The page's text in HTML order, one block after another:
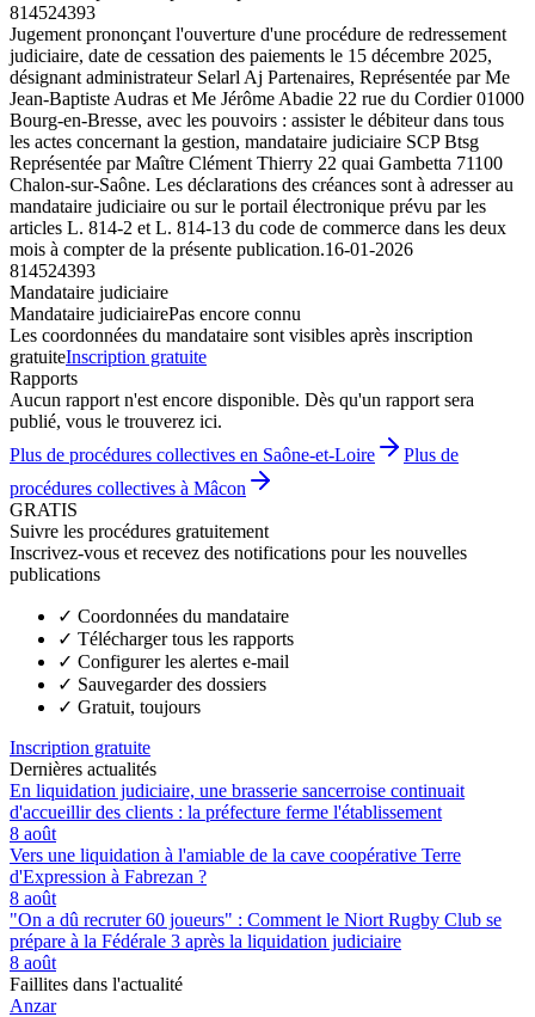
814524393
Jugement prononçant l'ouverture d'une procédure de redressement
judiciaire, date de cessation des paiements le 15 décembre 2025,
désignant administrateur Selarl Aj Partenaires, Représentée par Me
Jean-Baptiste Audras et Me Jérôme Abadie 22 rue du Cordier 01000
Bourg-en-Bresse, avec les pouvoirs : assister le débiteur dans tous
les actes concernant la gestion, mandataire judiciaire SCP Btsg
Représentée par Maître Clément Thierry 22 quai Gambetta 71100
Chalon-sur-Saône. Les déclarations des créances sont à adresser au
mandataire judiciaire ou sur le portail électronique prévu par les
articles L. 814-2 et L. 814-13 du code de commerce dans les deux
mois à compter de la présente publication.16-01-2026
814524393
Mandataire judiciaire
Mandataire judiciairePas encore connu
Les coordonnées du mandataire sont visibles après inscription
gratuiteInscription gratuite
Rapports
Aucun rapport n'est encore disponible. Dès qu'un rapport sera
publié, vous le trouverez ici.
Plus de procédures collectives en Saône-et-Loire
Plus de
procédures collectives à Mâcon
GRATIS
Suivre les procédures gratuitement
Inscrivez-vous et recevez des notifications pour les nouvelles
publications
✓ Coordonnées du mandataire
✓ Télécharger tous les rapports
✓ Configurer les alertes e-mail
✓ Sauvegarder des dossiers
✓ Gratuit, toujours
Inscription gratuite
Dernières actualités
En liquidation judiciaire, une brasserie sancerroise continuait
d'accueillir des clients : la préfecture ferme l'établissement
8 août
Vers une liquidation à l'amiable de la cave coopérative Terre
d'Expression à Fabrezan ?
8 août
"On a dû recruter 60 joueurs" : Comment le Niort Rugby Club se
prépare à la Fédérale 3 après la liquidation judiciaire
8 août
Faillites dans l'actualité
Anzar